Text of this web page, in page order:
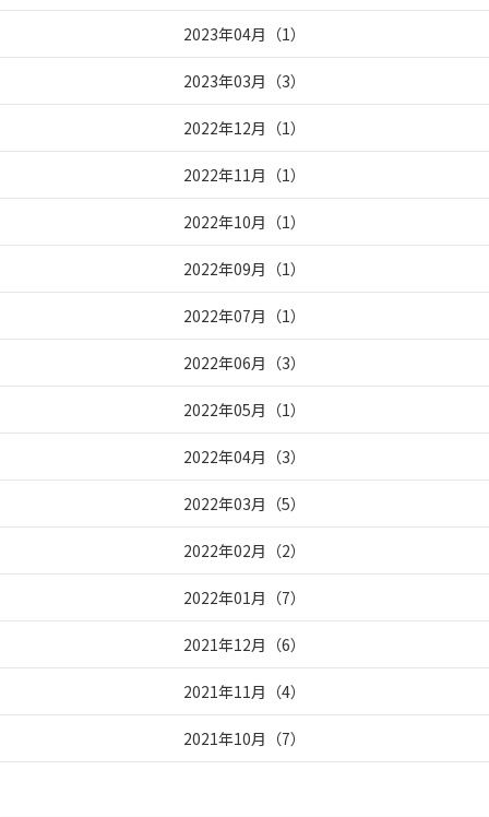
2023年04月 （1）
2023年03月 （3）
2022年12月 （1）
2022年11月 （1）
2022年10月 （1）
2022年09月 （1）
2022年07月 （1）
2022年06月 （3）
2022年05月 （1）
2022年04月 （3）
2022年03月 （5）
2022年02月 （2）
2022年01月 （7）
2021年12月 （6）
2021年11月 （4）
2021年10月 （7）